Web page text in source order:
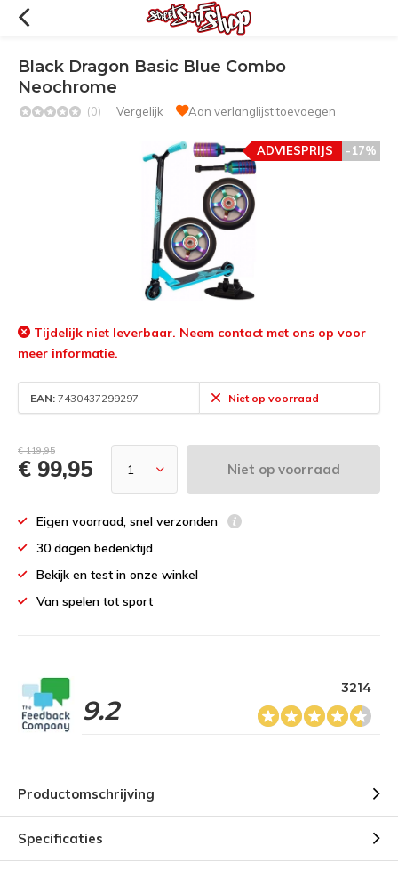
Black Dragon Basic Blue Combo
Neochrome
(0) Vergelijk Aan verlanglijst toevoegen
-17%
ADVIESPRIJS
Tijdelijk niet leverbaar. Neem contact met ons op voor
meer informatie.
EAN: 7430437299297 Niet op voorraad
€ 119,95
€ 99,95 Niet op voorraad
Eigen voorraad, snel verzonden
30 dagen bedenktijd
Bekijk en test in onze winkel
Van spelen tot sport
9.2
3214
Productomschrijving
Specificaties